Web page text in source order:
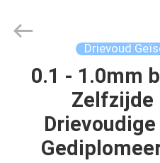
HUIS
PRODUCTEN
Material
Co,.Ltd.
Drievoud
0.1 - 1.0mm
Zelfzijde